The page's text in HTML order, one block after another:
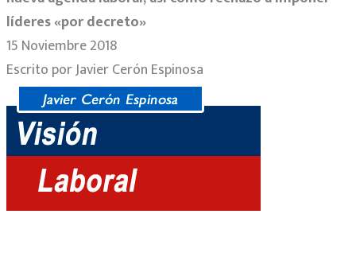
líderes «por decreto»
15 Noviembre 2018
Escrito por Javier Cerón Espinosa